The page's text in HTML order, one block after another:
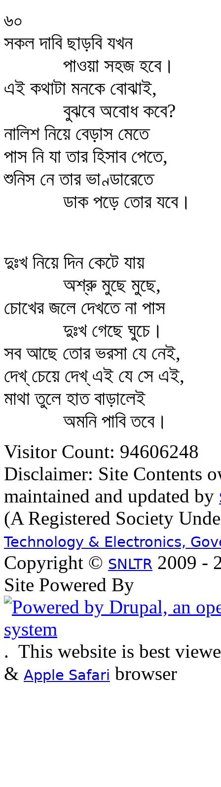
৬০
সকল দাবি ছাড়বি যখন
পাওয়া সহজ হবে।
এই কথাটা মনকে বোঝাই,
বুঝবে অবোধ কবে?
নালিশ নিয়ে বেড়াস মেতে
পাস নি যা তার হিসাব পেতে,
শুনিস নে তার ভাণ্ডারেতে
ডাক পড়ে তোর যবে।
দুঃখ নিয়ে দিন কেটে যায়
অশ্রু মুছে মুছে,
চোখের জলে দেখতে না পাস
দুঃখ গেছে ঘুচে।
সব আছে তোর ভরসা যে নেই,
দেখ্‌ চেয়ে দেখ্‌ এই যে সে এই,
মাথা তুলে হাত বাড়ালেই
অমনি পাবি তবে।
Visitor Count: 94606248
Disclaimer: Site Contents
maintained and updated by
(A Registered Society
Technology & Electronics,
Copyright © SNLTR 2009 -
Site Powered By
. This website is best
& Apple Safari browser